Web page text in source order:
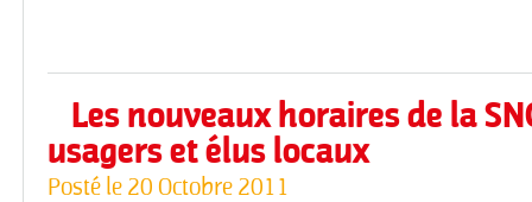
Les nouveaux horaires de la
usagers et élus locaux
Posté le 20 Octobre 2011